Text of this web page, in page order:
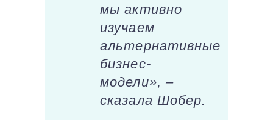
мы активно
изучаем
альтернативные
бизнес-
модели», –
сказала Шобер.